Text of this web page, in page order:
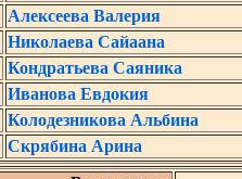
Алексеева Валерия
Николаева Сайаана
Кондратьева Саяника
Иванова Евдокия
Колодезникова Альбина
Скрябина Арина